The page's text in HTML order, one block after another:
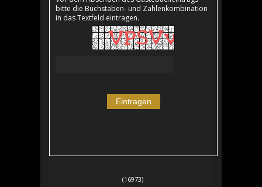
bitte die Buchstaben- und Zahlenkombination
in das Textfeld eintragen.
(16973)